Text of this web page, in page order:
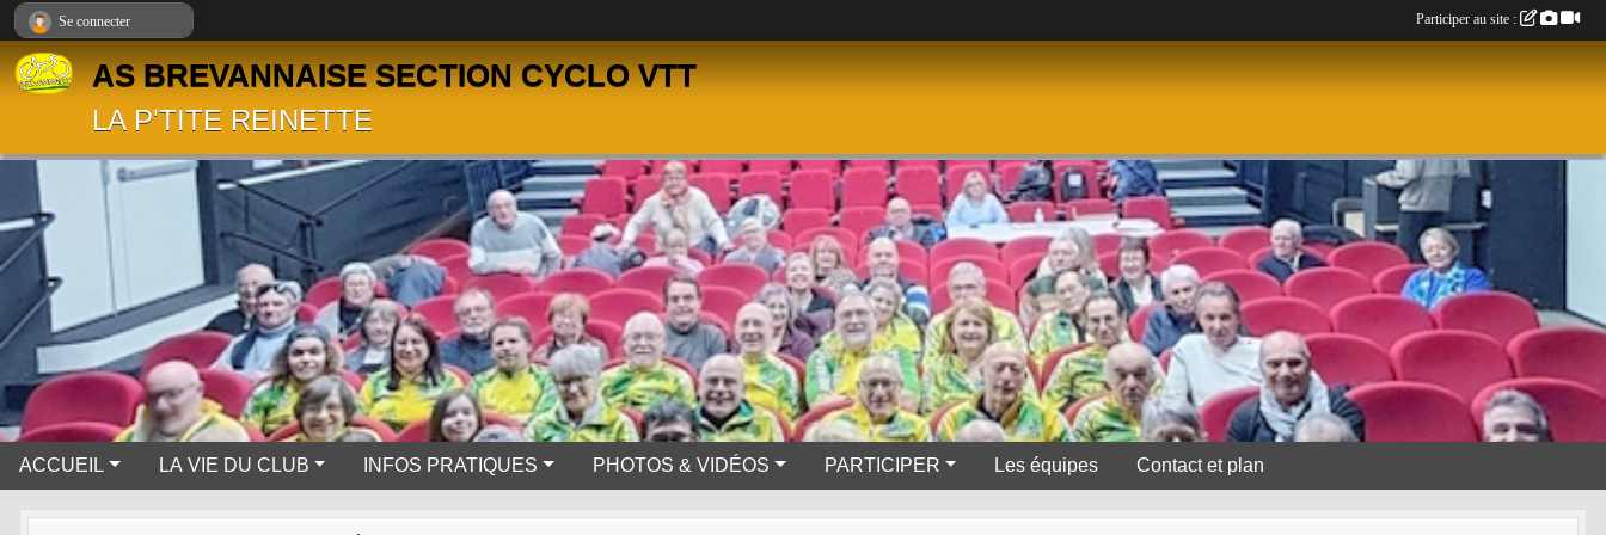
AS BREVANNAISE SECTION CYCLO VTT
LA P'TITE REINETTE
ACCUEIL LA VIE DU CLUB INFOS PRATIQUES PHOTOS & VIDÉOS PARTICIPER Les équipes Contact et plan
Se connecter Participer au site :
Panneau de gestion des cookies